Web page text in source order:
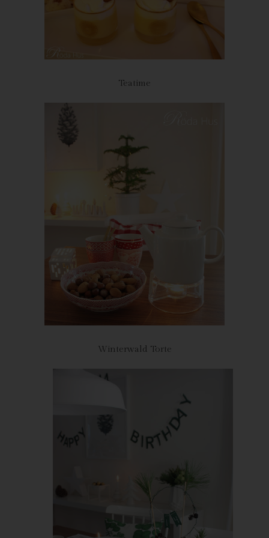
Teatime
Winterwald Torte
verhindert werden kann, und diese Daten im Bedarfsfall
ermöglichen, begangene Straftaten aufzuklären. Insofern ist die
dieser Daten an Dritte erfolgt grundsätzlich nicht, sofern keine
Die Registrierung der betroffenen Person unter freiwilliger
Inhalte oder Leistungen anzubieten, die aufgrund der Natur der
Sache nur registrierten Benutzern angeboten werden können.
Registrierten Personen steht die Möglichkeit frei, die bei der
Registrierung angegebenen personenbezogenen Daten
jederzeit abzuändern oder vollständig aus dem Datenbestand
des für die Verarbeitung Verantwortlichen löschen zu lassen.
Der für die Verarbeitung Verantwortliche erteilt jeder betroffenen
Person jederzeit auf Anfrage Auskunft darüber, welche
personenbezogenen Daten über die betroffene Person
gespeichert sind. Ferner berichtigt oder löscht der für die
Verarbeitung Verantwortliche personenbezogene Daten auf
Wunsch oder Hinweis der betroffenen Person, soweit dem keine
gesetzlichen Aufbewahrungspflichten entgegenstehen. Die
Zusammenhang als Ansprechpartner zur Verfügung.
Kontaktmöglichkeit über die Internetseite
Die Internetseite enthält aufgrund von gesetzlichen Vorschriften
Angaben, die eine schnelle elektronische Kontaktaufnahme zu
unserem Unternehmen sowie eine unmittelbare Kommunikation
mit uns ermöglichen, was ebenfalls eine allgemeine Adresse der
sogenannten elektronischen Post (E-Mail-Adresse) umfasst.
Kontaktformular den Kontakt mit dem für die Verarbeitung
Verantwortlichen aufnimmt, werden die von der betroffenen
Person übermittelten personenbezogenen Daten automatisch
gespeichert. Solche auf freiwilliger Basis von einer betroffenen
Person an den für die Verarbeitung Verantwortlichen